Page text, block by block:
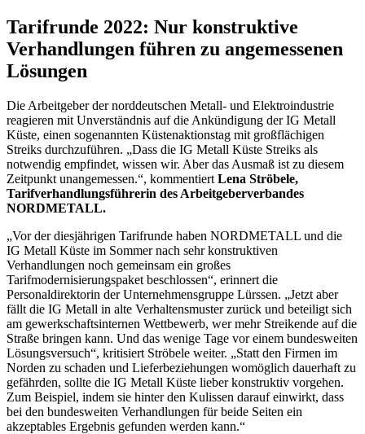
Tarifrunde 2022: Nur konstruktive
Verhandlungen führen zu angemessenen
Lösungen
Die Arbeitgeber der norddeutschen Metall- und Elektroindustrie
reagieren mit Unverständnis auf die Ankündigung der IG Metall
Küste, einen sogenannten Küstenaktionstag mit großflächigen
Streiks durchzuführen. „Dass die IG Metall Küste Streiks als
notwendig empfindet, wissen wir. Aber das Ausmaß ist zu diesem
Zeitpunkt unangemessen.“, kommentiert Lena Ströbele,
Tarifverhandlungsführerin des Arbeitgeberverbandes
NORDMETALL.
„Vor der diesjährigen Tarifrunde haben NORDMETALL und die
IG Metall Küste im Sommer nach sehr konstruktiven
Verhandlungen noch gemeinsam ein großes
Tarifmodernisierungspaket beschlossen“, erinnert die
Personaldirektorin der Unternehmensgruppe Lürssen. „Jetzt aber
fällt die IG Metall in alte Verhaltensmuster zurück und beteiligt sich
am gewerkschaftsinternen Wettbewerb, wer mehr Streikende auf die
Straße bringen kann. Und das wenige Tage vor einem bundesweiten
Lösungsversuch“, kritisiert Ströbele weiter. „Statt den Firmen im
Norden zu schaden und Lieferbeziehungen womöglich dauerhaft zu
gefährden, sollte die IG Metall Küste lieber konstruktiv vorgehen.
Zum Beispiel, indem sie hinter den Kulissen darauf einwirkt, dass
bei den bundesweiten Verhandlungen für beide Seiten ein
akzeptables Ergebnis gefunden werden kann.“